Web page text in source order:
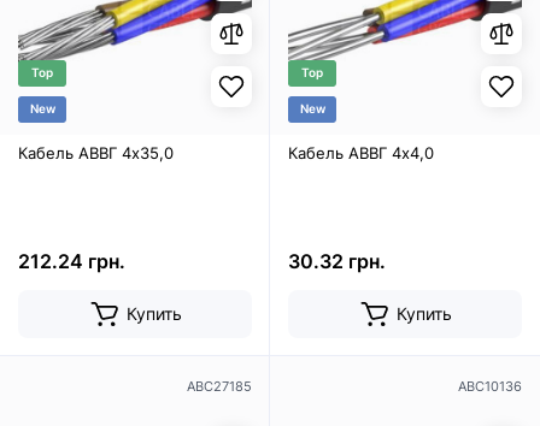
Top
New
Кабель АВВГ 4х35,0
212.24 грн.
Купить
Top
New
Кабель АВВГ 4х4,0
30.32 грн.
Купить
ABC27185 ABC10136